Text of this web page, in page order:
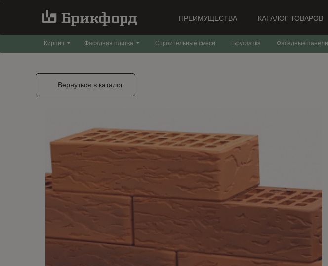
Фасадная плитка Брусчатка Фасадные панели
Строительные смеси
Кирпич
ПРЕИМУЩЕСТВА КАТАЛОГ ТОВАРОВ
Вернуться в каталог